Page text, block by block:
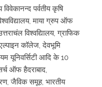
विवेकानन्द पर्वतीय कृषि
माया ग्रुप ऑफ
विश्वद्यिालय, ग्राफिक
कॉलेज, देवभूमि
यूनिवर्सिटी आदि के 10
ऑफ हैदराबाद,
जैविक समूह, भारतीय